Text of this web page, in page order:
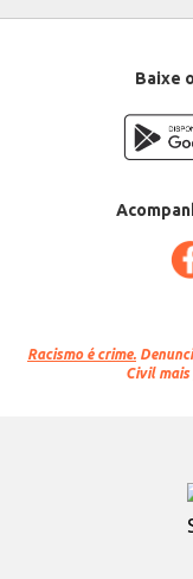
Baixe
Racismo é crime.
Civil